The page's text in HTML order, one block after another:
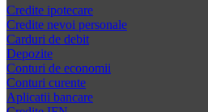
Credite ipotecare
Credite nevoi personale
Carduri de debit
Depozite
Conturi de economii
Conturi curente
Aplicatii bancare